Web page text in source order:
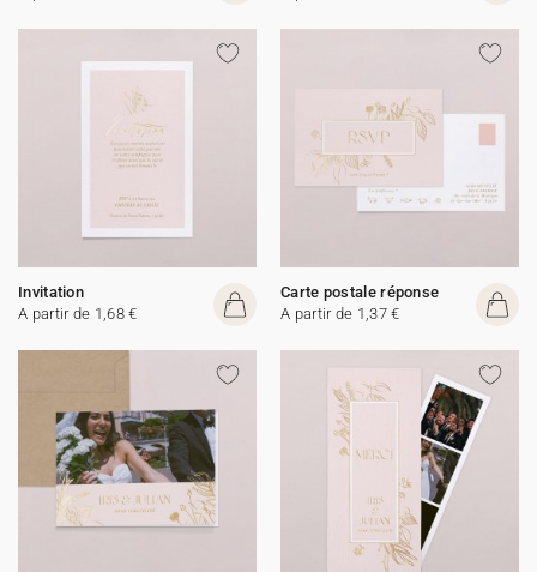
Invitation
A partir de 1,68 €
Carte postale réponse
A partir de 1,37 €